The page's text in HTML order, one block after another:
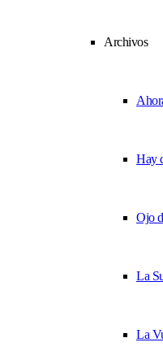
Archivos
Hay
Ojo
La
La